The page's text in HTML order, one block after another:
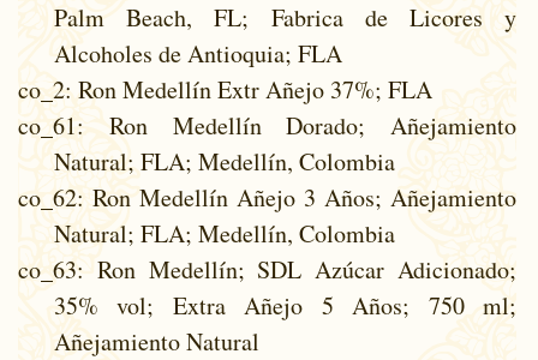
Palm Beach, FL; Fabrica de Licores y
Alcoholes de Antioquia; FLA
co_2: Ron Medellín Extr Añejo 37%; FLA
co_61: Ron Medellín Dorado; Añejamiento
Natural; FLA; Medellín, Colombia
co_62: Ron Medellín Añejo 3 Años; Añejamiento
Natural; FLA; Medellín, Colombia
co_63: Ron Medellín; SDL Azúcar Adicionado;
35% vol; Extra Añejo 5 Años; 750 ml;
Añejamiento Natural